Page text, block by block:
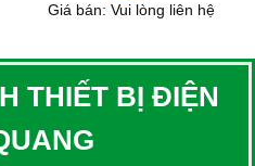
Giá bán: Vui lòng liên hệ
THIẾT BỊ ĐIỆN